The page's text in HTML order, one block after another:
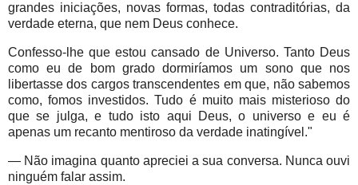
grandes iniciações, novas formas, todas contraditórias, da
verdade eterna, que nem Deus conhece.
Confesso-lhe que estou cansado de Universo. Tanto Deus
como eu de bom grado dormiríamos um sono que nos
libertasse dos cargos transcendentes em que, não sabemos
como, fomos investidos. Tudo é muito mais misterioso do
que se julga, e tudo isto aqui Deus, o universo e eu é
apenas um recanto mentiroso da verdade inatingível."
— Não imagina quanto apreciei a sua conversa. Nunca ouvi
ninguém falar assim.